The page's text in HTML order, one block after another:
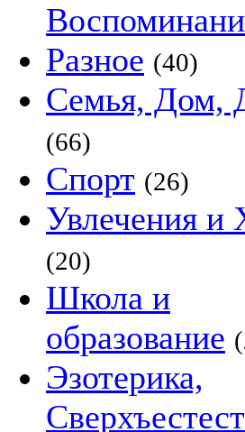
Разное (40)
Семья, Дом,
(66)
Спорт (26)
Увлечения и
(20)
Школа и
образование
Эзотерика,